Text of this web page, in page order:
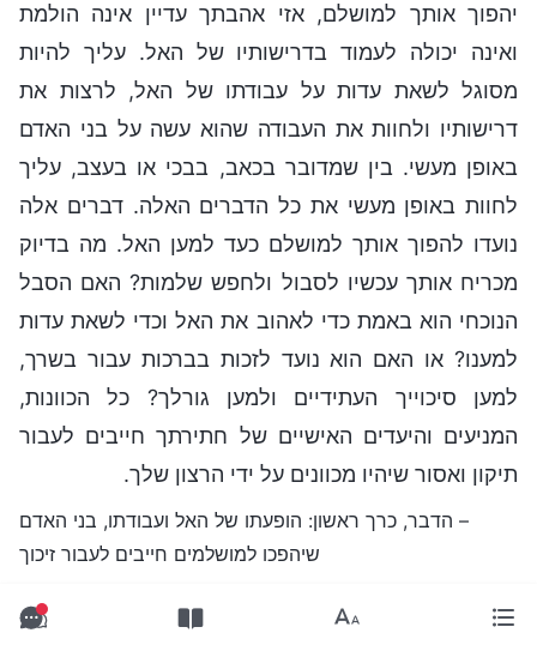
יהפוך אותך למושלם, אזי אהבתך עדיין אינה הולמת
ואינה יכולה לעמוד בדרישותיו של האל. עליך להיות
מסוגל לשאת עדות על עבודתו של האל, לרצות את
דרישותיו ולחוות את העבודה שהוא עשה על בני האדם
באופן מעשי. בין שמדובר בכאב, בבכי או בעצב, עליך
לחוות באופן מעשי את כל הדברים האלה. דברים אלה
נועדו להפוך אותך למושלם כעד למען האל. מה בדיוק
מכריח אותך עכשיו לסבול ולחפש שלמות? האם הסבל
הנוכחי הוא באמת כדי לאהוב את האל וכדי לשאת עדות
למענו? או האם הוא נועד לזכות בברכות עבור בשרך,
למען סיכוייך העתידיים ולמען גורלך? כל הכוונות,
המניעים והיעדים האישיים של חתירתך חייבים לעבור
תיקון ואסור שיהיו מכוונים על ידי הרצון שלך.
– הדבר, כרך ראשון: הופעתו של האל ועבודתו, בני האדם
שיהפכו למושלמים חייבים לעבור זיכוך